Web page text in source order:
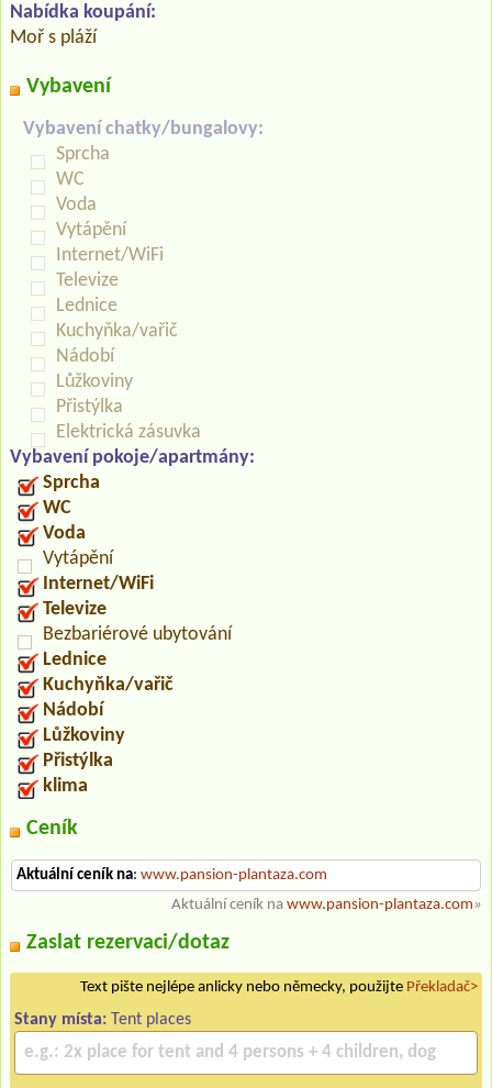
Nabídka koupání:
Moř s pláží
Vybavení
Vybavení chatky/bungalovy:
Sprcha
WC
Voda
Vytápění
Internet/WiFi
Televize
Lednice
Kuchyňka/vařič
Nádobí
Lůžkoviny
Přistýlka
Elektrická zásuvka
Vybavení pokoje/apartmány:
Sprcha
WC
Voda
Vytápění
Internet/WiFi
Televize
Bezbariérové ubytování
Lednice
Kuchyňka/vařič
Nádobí
Lůžkoviny
Přistýlka
klima
Ceník
Aktuální ceník na: www.pansion-plantaza.com
Aktuální ceník na www.pansion-plantaza.com»
Zaslat rezervaci/dotaz
Text pište nejlépe anlicky nebo německy, použijte Překladač>
Stany místa: Tent places